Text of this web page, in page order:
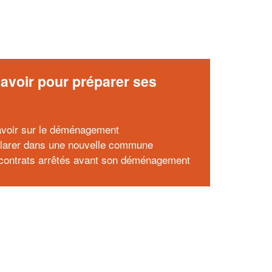
pour préparer ses
sur le déménagement
dans une nouvelle commune
arrêtés avant son déménagement